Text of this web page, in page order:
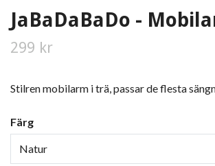
JaBaDaBaDo -
299 kr
Stilren mobilarm i trä, passar de flesta
Färg
Natur